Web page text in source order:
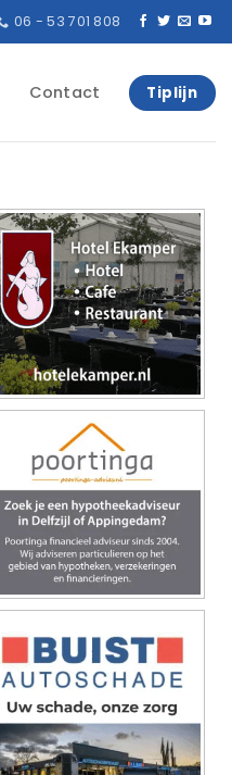
06 - 53 701 808
Contact Tiplijn